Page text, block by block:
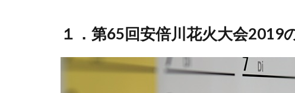
１．第65回安倍川花火大会2019